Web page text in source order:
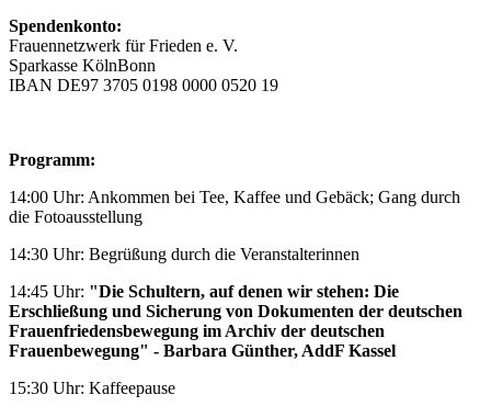
Spendenkonto:
Frauennetzwerk für Frieden e. V.
Sparkasse KölnBonn
IBAN DE97 3705 0198 0000 0520 19
Programm:
14:00 Uhr: Ankommen bei Tee, Kaffee und Gebäck; Gang durch
die Fotoausstellung
14:30 Uhr: Begrüßung durch die Veranstalterinnen
14:45 Uhr: "Die Schultern, auf denen wir stehen: Die
Erschließung und Sicherung von Dokumenten der deutschen
Frauenfriedensbewegung im Archiv der deutschen
Frauenbewegung" - Barbara Günther, AddF Kassel
15:30 Uhr: Kaffeepause